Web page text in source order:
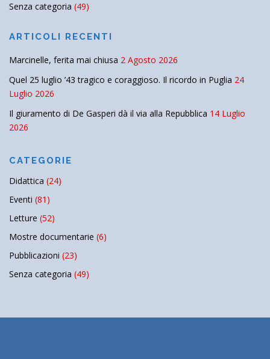
Senza categoria (49)
ARTICOLI RECENTI
Marcinelle, ferita mai chiusa 2 Agosto 2026
Quel 25 luglio ’43 tragico e coraggioso. Il ricordo in Puglia 24
Luglio 2026
Il giuramento di De Gasperi dà il via alla Repubblica 14 Luglio
2026
CATEGORIE
Didattica (24)
Eventi (81)
Letture (52)
Mostre documentarie (6)
Pubblicazioni (23)
Senza categoria (49)